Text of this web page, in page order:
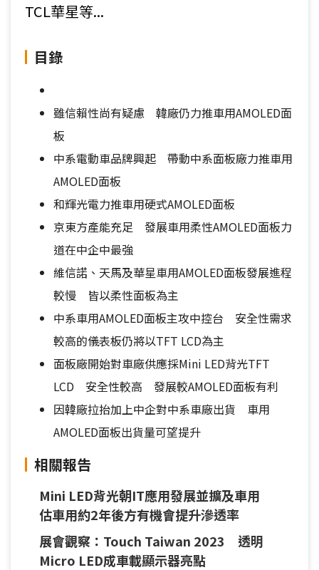
TCL華星等...
目錄
雖信賴性尚有疑慮 韓廠仍力推車用AMOLED面
板
中系電動車品牌興起 帶動中系面板廠力推車用
AMOLED面板
和輝光電力推車用硬式AMOLED面板
京東方產能充足 發展車用柔性AMOLED面板力
道在中企中最強
維信諾、天馬及華星車用AMOLED面板發展進程
較慢 皆以柔性面板為主
中系車用AMOLED面板主攻中控台 安全性需求
較高的儀表板仍將以TFT LCD為主
面板廠開始對車廠供應採Mini LED背光TFT
LCD 安全性較高 發展較AMOLED面板有利
因韓廠拉抬加上中企對中系車廠出貨 車用
AMOLED面板出貨量可望提升
相關報告
Mini LED背光朝IT應用發展並擴及車用
估車用約2年後方有機會提升滲透率
展會觀察：Touch Taiwan 2023 透明
Micro LED成車載顯示器亮點